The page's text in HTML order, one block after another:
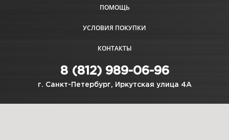
ПОМОЩЬ
УСЛОВИЯ ПОКУПКИ
КОНТАКТЫ
8 (812) 989-06-96
г. Санкт-Петербург, Иркутская улица 4А